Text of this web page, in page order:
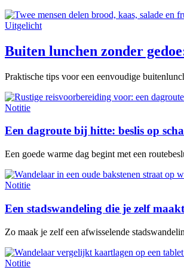
Uitgelicht
Buiten lunchen zonder
Praktische tips voor een eenvoudige
Notitie
Een dagroute bij hitte: beslis op
Een goede warme dag begint met een
Notitie
Een stadswandeling die je zelf
Zo maak je zelf een afwisselende
Notitie